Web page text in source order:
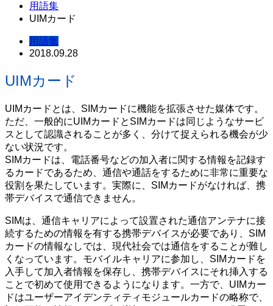
用語集
UIMカード
用語集
2018.09.28
UIMカード
UIMカードとは、SIMカードに機能を拡張させた媒体です。
ただ、一般的にUIMカードとSIMカードは同じようなサービ
スとして認識されることが多く、分けて捉えられる機会が少
ない状況です。
SIMカードは、電話番号などの加入者に関する情報を記録す
るカードであるため、通信や通話をするために非常に重要な
役割を果たしています。実際に、SIMカードがなければ、携
帯デバイスで通信できません。
SIMは、通信キャリアによって設置された通信アンテナに接
続するための情報を有する携帯デバイスが必要であり、SIM
カードの情報なしでは、現代社会では通信をすることが難し
くなっています。モバイルキャリアに参加し、SIMカードを
入手して加入者情報を保存し、携帯デバイスにそれ挿入する
ことで初めて使用できるようになります。一方で、UIMカー
ドはユーザーアイデンティティモジュールカードの略称で、